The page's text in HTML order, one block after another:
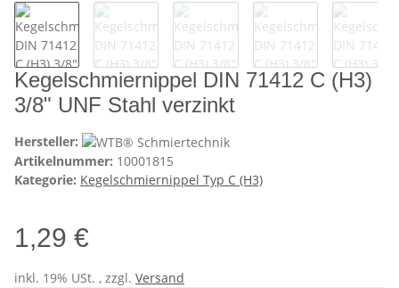
Kegelschmiernippel DIN 71412 C (H3)
3/8" UNF Stahl verzinkt
Hersteller:
Artikelnummer: 10001815
Kategorie: Kegelschmiernippel Typ C (H3)
1,29 €
inkl. 19% USt. , zzgl. Versand